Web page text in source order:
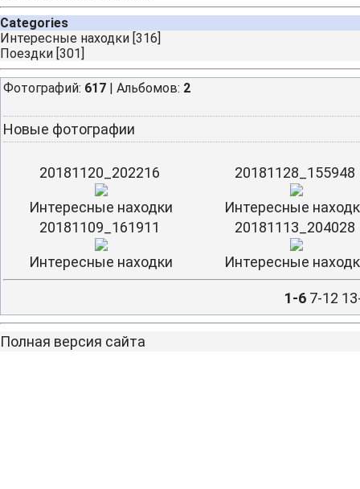
Categories
Интересные находки [316]
Поездки [301]
Фотографий: 617 | Альбомов: 2
Новые фотографии
20181120_202216
Интересные находки
20181128_155948
Интересные
20181109_161911
Интересные находки
20181113_204028
Интересные
1-6 7-12
Полная версия сайта